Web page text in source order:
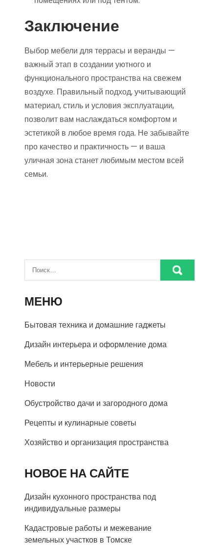
Заключение
Выбор мебели для террасы и веранды —
важный этап в создании уютного и
функционального пространства на свежем
воздухе. Правильный подход, учитывающий
материал, стиль и условия эксплуатации,
позволит вам наслаждаться комфортом и
эстетикой в любое время года. Не забывайте
про качество и практичность — и ваша
уличная зона станет любимым местом всей
семьи.
МЕНЮ
Бытовая техника и домашние гаджеты
Дизайн интерьера и оформление дома
Мебель и интерьерные решения
Новости
Обустройство дачи и загородного дома
Рецепты и кулинарные советы
Хозяйство и организация пространства
НОВОЕ НА САЙТЕ
Дизайн кухонного пространства под
индивидуальные размеры
Кадастровые работы и межевание
земельных участков в Томске